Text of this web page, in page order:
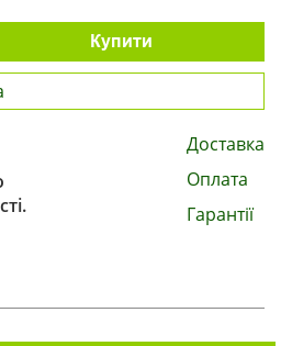
Купити
Доставка
Оплата
Гарантії